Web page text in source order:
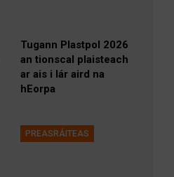
Tugann Plastpol 2026
an tionscal plaisteach
ar ais i lár aird na
hEorpa
PREASRÁITEAS